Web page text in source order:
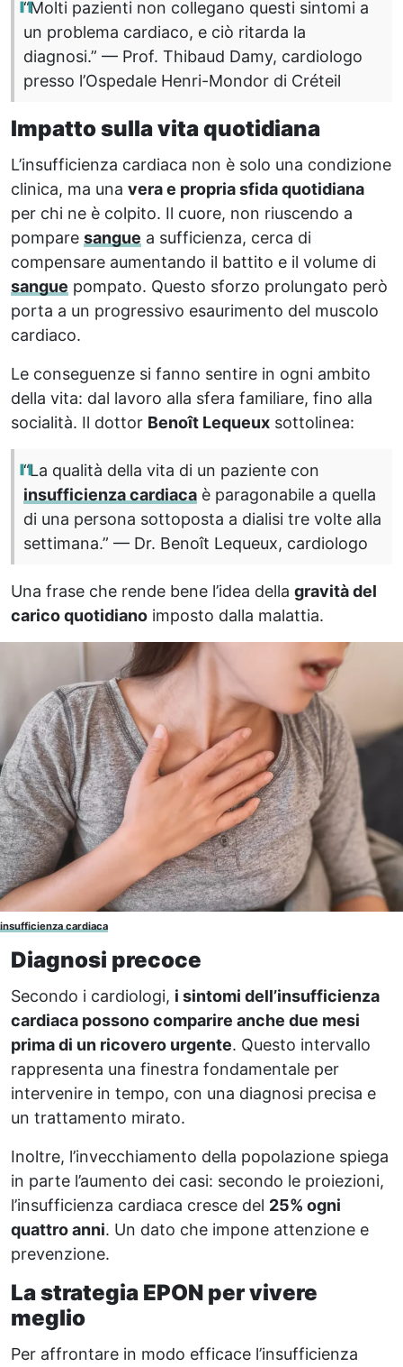
“Molti pazienti non collegano questi sintomi a
un problema cardiaco, e ciò ritarda la
diagnosi.” — Prof. Thibaud Damy, cardiologo
presso l’Ospedale Henri-Mondor di Créteil
Impatto sulla vita quotidiana
L’insufficienza cardiaca non è solo una condizione
clinica, ma una vera e propria sfida quotidiana
per chi ne è colpito. Il cuore, non riuscendo a
pompare sangue a sufficienza, cerca di
compensare aumentando il battito e il volume di
sangue pompato. Questo sforzo prolungato però
porta a un progressivo esaurimento del muscolo
cardiaco.
Le conseguenze si fanno sentire in ogni ambito
della vita: dal lavoro alla sfera familiare, fino alla
socialità. Il dottor Benoît Lequeux sottolinea:
“La qualità della vita di un paziente con
insufficienza cardiaca è paragonabile a quella
di una persona sottoposta a dialisi tre volte alla
settimana.” — Dr. Benoît Lequeux, cardiologo
Una frase che rende bene l’idea della gravità del
carico quotidiano imposto dalla malattia.
insufficienza cardiaca
Diagnosi precoce
Secondo i cardiologi, i sintomi dell’insufficienza
cardiaca possono comparire anche due mesi
prima di un ricovero urgente. Questo intervallo
rappresenta una finestra fondamentale per
intervenire in tempo, con una diagnosi precisa e
un trattamento mirato.
Inoltre, l’invecchiamento della popolazione spiega
in parte l’aumento dei casi: secondo le proiezioni,
l’insufficienza cardiaca cresce del 25% ogni
quattro anni. Un dato che impone attenzione e
prevenzione.
La strategia EPON per vivere
meglio
Per affrontare in modo efficace l’insufficienza